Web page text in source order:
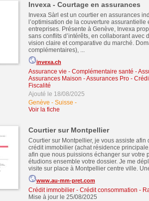
Invexa - Courtage en assurances
Invexa Sàrl est un courtier en assurances
l’optimisation de la couverture
entreprises. Présente à Genève, Invexa
sans conflits d’intérêts, en collaborant
vision claire et comparative du marché.
complémentaires), ...
invexa.ch
Assurance vie - Complémentaire santé -
Assurances Maison - Assurances Pro-
Fiscalité
Ajouté le 18/08/2025
Genève - Suisse -
Voir la fiche
Courtier sur Montpellier
Courtier sur Montpellier, je vous assiste
crédit immobilier (achat résidence
afin que nous puissions échanger sur votre
étudions ensemble votre dossier. Je me
visite sur place à Montpellier centre ville.
www.au-mm-pret.com
Crédit immobilier- Crédit consommation -
Mise à jour le 25/08/2025